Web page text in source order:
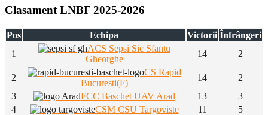
Clasament LNBF 2025-2026
Pos Echipa Victorii Înfrângeri
1
ACS Sepsi Sic Sfantu
Gheorghe
14 2
2
CS Rapid
Bucuresti(F)
14
2
3
FCC Baschet UAV Arad 13
3
4
CSM CSU Targoviste 11
5